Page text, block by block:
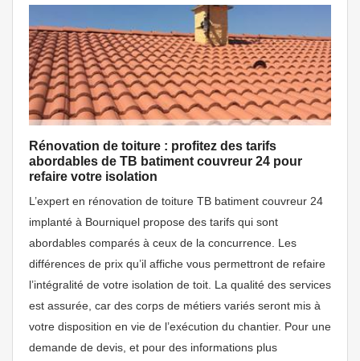
Rénovation de toiture : profitez des tarifs
abordables de TB batiment couvreur 24 pour
refaire votre isolation
L’expert en rénovation de toiture TB batiment couvreur 24
implanté à Bourniquel propose des tarifs qui sont
abordables comparés à ceux de la concurrence. Les
différences de prix qu’il affiche vous permettront de refaire
l’intégralité de votre isolation de toit. La qualité des services
est assurée, car des corps de métiers variés seront mis à
votre disposition en vie de l’exécution du chantier. Pour une
demande de devis, et pour des informations plus